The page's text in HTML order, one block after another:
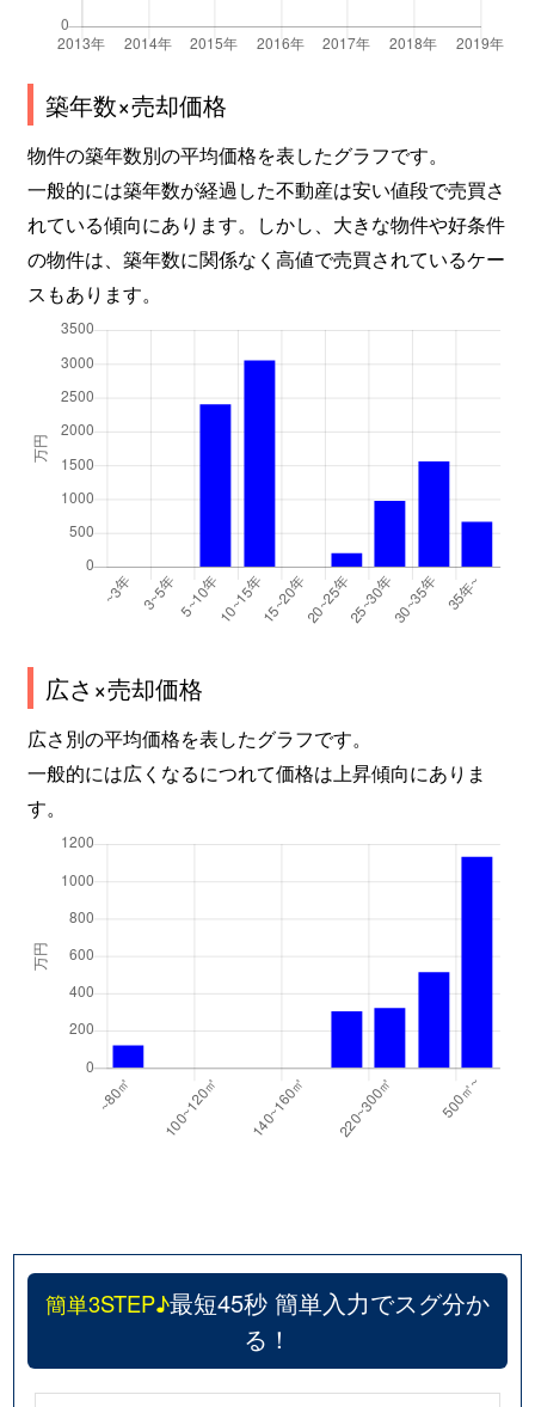
築年数×売却価格
物件の築年数別の平均価格を表したグラフです。
一般的には築年数が経過した不動産は安い値段で売買さ
れている傾向にあります。しかし、大きな物件や好条件
の物件は、築年数に関係なく高値で売買されているケー
スもあります。
広さ×売却価格
広さ別の平均価格を表したグラフです。
一般的には広くなるにつれて価格は上昇傾向にありま
す。
簡単3STEP♪最短45秒 簡単入力でスグ分か
る！